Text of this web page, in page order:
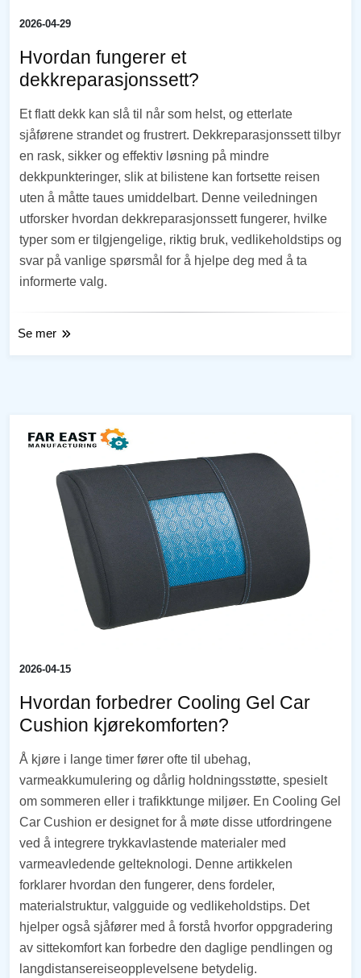
2026-04-29
Hvordan fungerer et
dekkreparasjonssett?
Et flatt dekk kan slå til når som helst, og etterlate
sjåførene strandet og frustrert. Dekkreparasjonssett tilbyr
en rask, sikker og effektiv løsning på mindre
dekkpunkteringer, slik at bilistene kan fortsette reisen
uten å måtte taues umiddelbart. Denne veiledningen
utforsker hvordan dekkreparasjonssett fungerer, hvilke
typer som er tilgjengelige, riktig bruk, vedlikeholdstips og
svar på vanlige spørsmål for å hjelpe deg med å ta
informerte valg.
Se mer
2026-04-15
Hvordan forbedrer Cooling Gel Car
Cushion kjørekomforten?
Å kjøre i lange timer fører ofte til ubehag,
varmeakkumulering og dårlig holdningsstøtte, spesielt
om sommeren eller i trafikktunge miljøer. En Cooling Gel
Car Cushion er designet for å møte disse utfordringene
ved å integrere trykkavlastende materialer med
varmeavledende gelteknologi. Denne artikkelen
forklarer hvordan den fungerer, dens fordeler,
materialstruktur, valgguide og vedlikeholdstips. Det
hjelper også sjåfører med å forstå hvorfor oppgradering
av sittekomfort kan forbedre den daglige pendlingen og
langdistansereiseopplevelsene betydelig.